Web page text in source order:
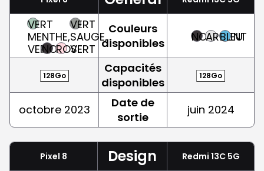
VERT
MENTHE,
VERTNOIRROSE
VERT
SAUGE,
VERT
Couleurs
disponibles
NOIRARGENT
BLEU
128Go
Capacités
disponibles
128Go
octobre 2023
Date de
sortie
juin 2024
Pixel 8 Design Redmi 13C 5G